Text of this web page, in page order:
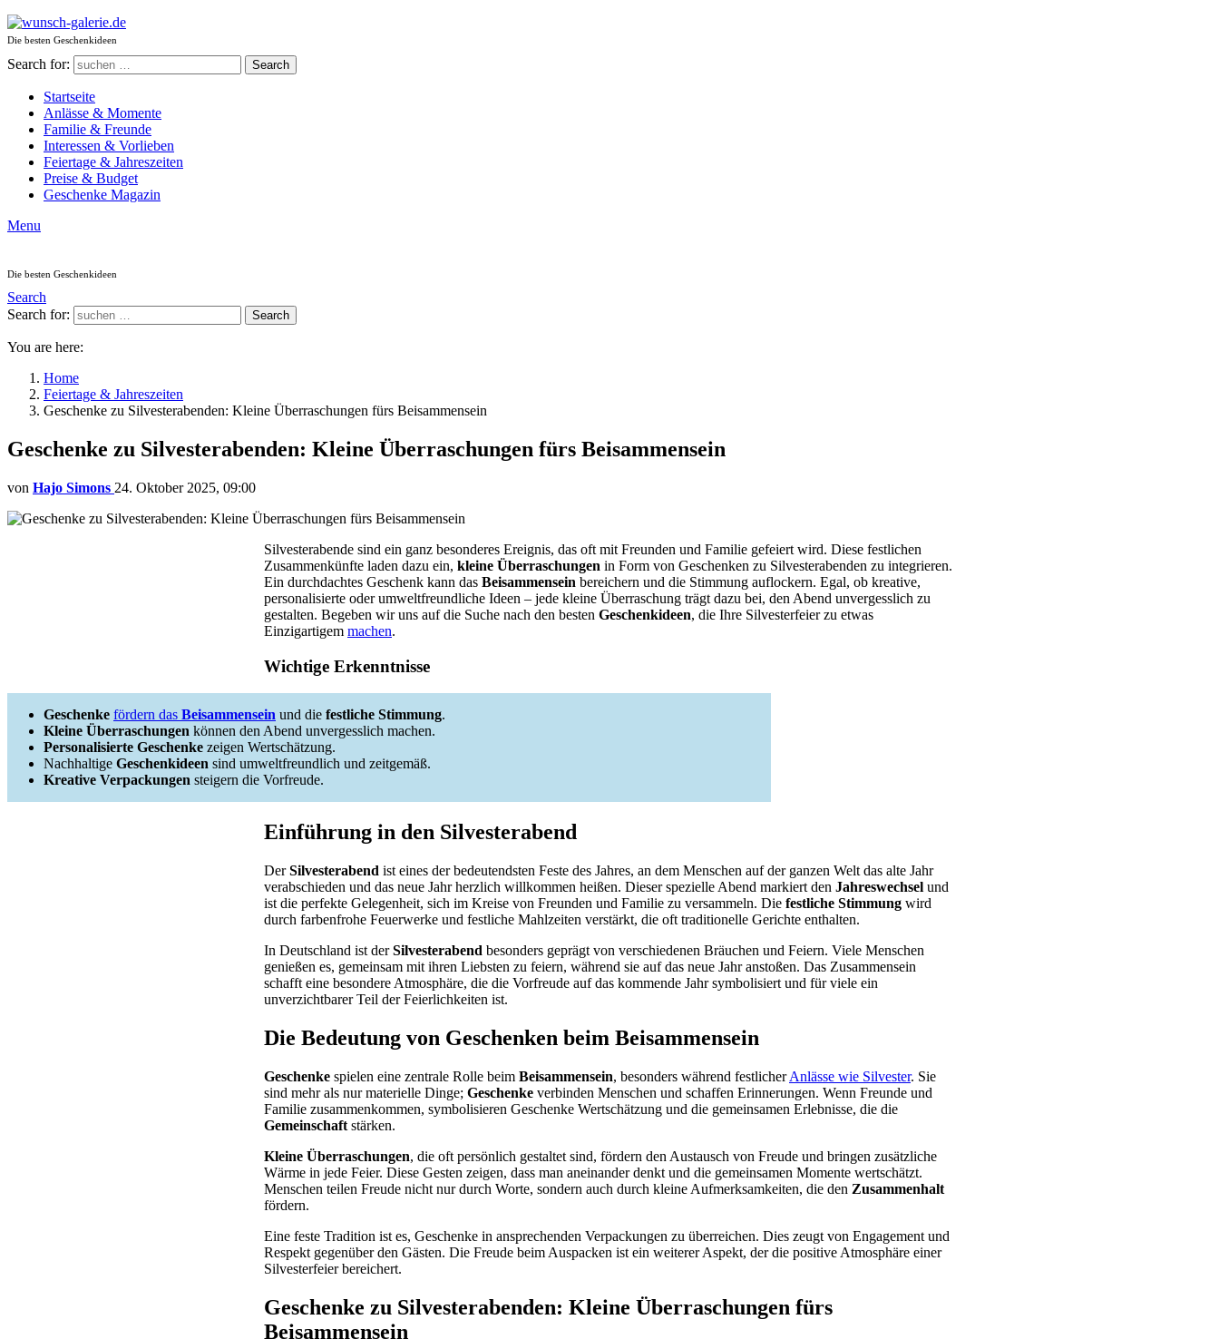
Die besten Geschenkideen
Search for: Search
Startseite
Anlässe & Momente
Familie & Freunde
Interessen & Vorlieben
Feiertage & Jahreszeiten
Preise & Budget
Geschenke Magazin
Menu
Die besten Geschenkideen
Search
Search for:
Search
You are here:
Home
Feiertage & Jahreszeiten
Geschenke zu Silvesterabenden: Kleine Überraschungen fürs Beisammensein
Geschenke zu Silvesterabenden: Kleine Überraschungen fürs Beisammensein
von Hajo Simons 24. Oktober 2025, 09:00
Silvesterabende sind ein ganz besonderes Ereignis, das oft mit Freunden und Familie gefeiert wird. Diese festlichen
Zusammenkünfte laden dazu ein, kleine Überraschungen in Form von Geschenken zu Silvesterabenden zu integrieren.
Ein durchdachtes Geschenk kann das Beisammensein bereichern und die Stimmung auflockern. Egal, ob kreative,
personalisierte oder umweltfreundliche Ideen – jede kleine Überraschung trägt dazu bei, den Abend unvergesslich zu
gestalten. Begeben wir uns auf die Suche nach den besten Geschenkideen, die Ihre Silvesterfeier zu etwas
Einzigartigem machen.
Wichtige Erkenntnisse
Geschenke fördern das Beisammensein und die festliche Stimmung.
Kleine Überraschungen können den Abend unvergesslich machen.
Personalisierte Geschenke zeigen Wertschätzung.
Nachhaltige Geschenkideen sind umweltfreundlich und zeitgemäß.
Kreative Verpackungen steigern die Vorfreude.
Einführung in den Silvesterabend
DerSilvesterabend ist eines der bedeutendsten Feste des Jahres, an dem Menschen auf der ganzen Welt das alte Jahr
verabschieden und das neue Jahr herzlich willkommen heißen. Dieser spezielle Abend markiert den Jahreswechsel und
ist die perfekte Gelegenheit, sich im Kreise von Freunden und Familie zu versammeln. Die festliche Stimmung wird
durch farbenfrohe Feuerwerke und festliche Mahlzeiten verstärkt, die oft traditionelle Gerichte enthalten.
In Deutschland ist derSilvesterabend besonders geprägt von verschiedenen Bräuchen und Feiern. Viele Menschen
genießen es, gemeinsam mit ihren Liebsten zu feiern, während sie auf das neue Jahr anstoßen. Das Zusammensein
schafft eine besondere Atmosphäre, die die Vorfreude auf das kommende Jahr symbolisiert und für viele ein
unverzichtbarer Teil der Feierlichkeiten ist.
Die Bedeutung von Geschenken beim Beisammensein
Geschenke spielen eine zentrale Rolle beim Beisammensein, besonders während festlicherAnlässe wie Silvester. Sie
sind mehr als nur materielle Dinge; Geschenke verbinden Menschen und schaffen Erinnerungen. Wenn Freunde und
Familie zusammenkommen, symbolisieren Geschenke Wertschätzung und die gemeinsamen Erlebnisse, die die
Gemeinschaft stärken.
Kleine Überraschungen, die oft persönlich gestaltet sind, fördern den Austausch von Freude und bringen zusätzliche
Wärme in jede Feier. Diese Gesten zeigen, dass man aneinander denkt und die gemeinsamen Momente wertschätzt.
Menschen teilen Freude nicht nur durch Worte, sondern auch durch kleine Aufmerksamkeiten, die den Zusammenhalt
fördern.
Eine feste Tradition ist es, Geschenke in ansprechenden Verpackungen zu überreichen. Dies zeugt von Engagement und
Respekt gegenüber den Gästen. Die Freude beim Auspacken ist ein weiterer Aspekt, der die positive Atmosphäre einer
Silvesterfeier bereichert.
Geschenke zu Silvesterabenden: Kleine Überraschungen fürs
Beisammensein